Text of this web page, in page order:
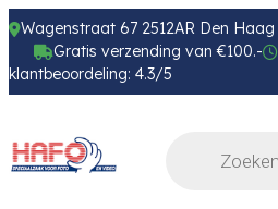
Wagenstraat 67 2512AR Den Haag
Gratis verzending van €100.-
klantbeoordeling: 4.3/5